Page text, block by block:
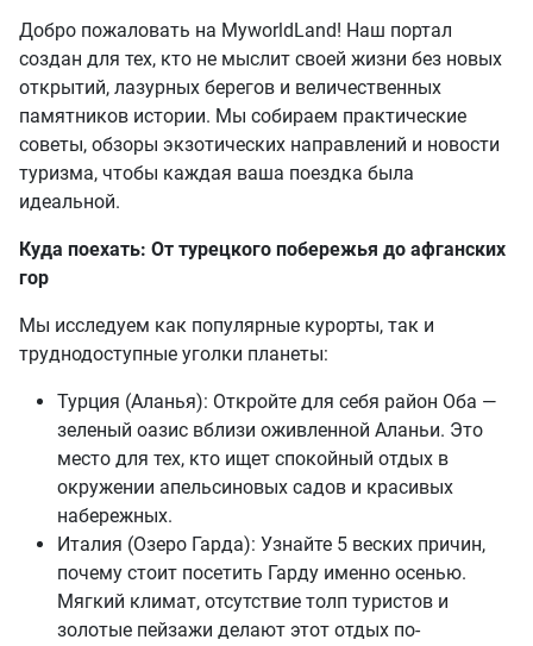
Добро пожаловать на MyworldLand! Наш портал
создан для тех, кто не мыслит своей жизни без новых
открытий, лазурных берегов и величественных
памятников истории. Мы собираем практические
советы, обзоры экзотических направлений и новости
туризма, чтобы каждая ваша поездка была
идеальной.
Куда поехать: От турецкого побережья до афганских
гор
Мы исследуем как популярные курорты, так и
труднодоступные уголки планеты:
Турция (Аланья): Откройте для себя район Оба —
зеленый оазис вблизи оживленной Аланьи. Это
место для тех, кто ищет спокойный отдых в
окружении апельсиновых садов и красивых
набережных.
Италия (Озеро Гарда): Узнайте 5 веских причин,
почему стоит посетить Гарду именно осенью.
Мягкий климат, отсутствие толп туристов и
золотые пейзажи делают этот отдых по-